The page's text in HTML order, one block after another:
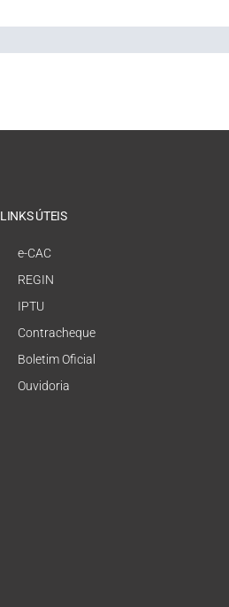
LINKS ÚTEIS
e-CAC
REGIN
IPTU
Contracheque
Boletim Oficial
Ouvidoria